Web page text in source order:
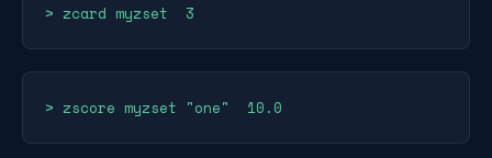
> zcard myzset  3
> zscore myzset "one"  10.0